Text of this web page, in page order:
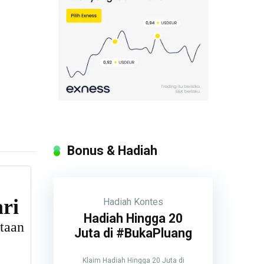
Bonus & Hadiah
Hadiah Kontes
Hadiah Hingga 20
Juta di #BukaPluang
Klaim Hadiah Hingga 20 Juta di